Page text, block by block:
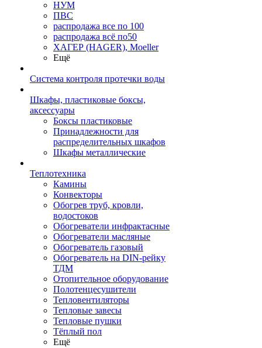
НУМ
ПВС
распродажа все по 100
распродажа всё по50
ХАГЕР (HAGER), Moeller
Ещё
Система контроля протечки воды
Шкафы, пластиковые боксы,
аксессуары
Боксы пластиковые
Принадлежности для
распределительных шкафов
Шкафы металлические
Теплотехника
Камины
Конвекторы
Обогрев труб, кровли,
водостоков
Обогреватели инфрактасные
Обогреватели масляные
Обогреватель газовый
Обогреватель на DIN-рейку
ТДМ
Отопительное оборудование
Полотенцесушители
Тепловентиляторы
Тепловые завесы
Тепловые пушки
Тёплый пол
Ещё